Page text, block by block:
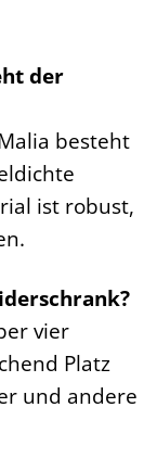
der
besteht
ist robust,
vier
Platz
und andere